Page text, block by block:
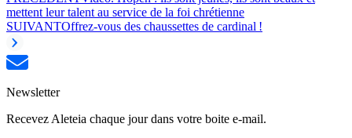
mettent leur talent au service de la foi chrétienne
SUIVANTOffrez-vous des chaussettes de cardinal !
Newsletter
Recevez Aleteia chaque jour dans votre boite e-mail.